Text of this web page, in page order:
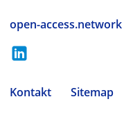
open-access.network
Kontakt Sitemap